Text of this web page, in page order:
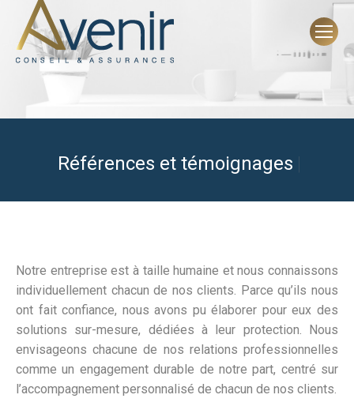
Références et témoignages |
Notre entreprise est à taille humaine et nous connaissons
individuellement chacun de nos clients. Parce qu’ils nous
ont fait confiance, nous avons pu élaborer pour eux des
solutions sur-mesure, dédiées à leur protection. Nous
envisageons chacune de nos relations professionnelles
comme un engagement durable de notre part, centré sur
l’accompagnement personnalisé de chacun de nos clients.